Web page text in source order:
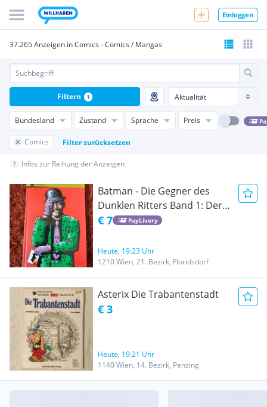
Einloggen
37.265 Anzeigen in Comics - Comics / Mangas
Bundesland Zustand Sprache Preis
Comics Filter zurücksetzen
Filtern 1
Infos zur Reihung der Anzeigen
Batman - Die Gegner des
Dunklen Ritters Band 1: Der
Riddler | Hachette Collection
€ 7 PayLivery
Heute, 19:23 Uhr
1210 Wien, 21. Bezirk, Floridsdorf
Asterix Die Trabantenstadt
€ 3
Heute, 19:21 Uhr
1140 Wien, 14. Bezirk, Penzing